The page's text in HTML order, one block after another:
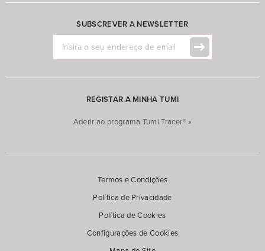
SUBSCREVER A NEWSLETTER
REGISTAR A MINHA TUMI
Aderir ao programa Tumi Tracer® »
Termos e Condições
Política de Privacidade
Política de Cookies
Configurações de Cookies